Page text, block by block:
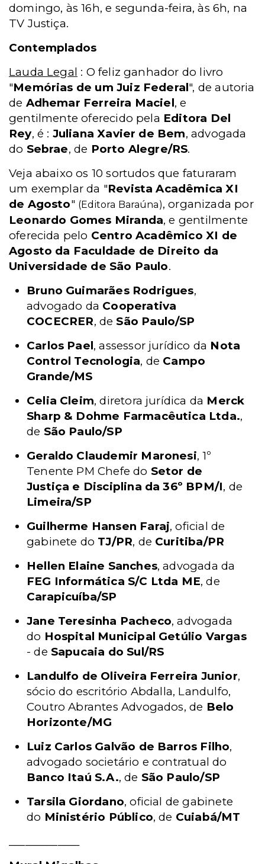
domingo, às 16h, e segunda-feira, às 6h, na
TV Justiça.
Contemplados
Lauda Legal : O feliz ganhador do livro
"Memórias de um Juiz Federal", de autoria
de Adhemar Ferreira Maciel, e
gentilmente oferecido pela Editora Del
Rey, é : Juliana Xavier de Bem, advogada
do Sebrae, de Porto Alegre/RS.
Veja abaixo os 10 sortudos que faturaram
um exemplar da "Revista Acadêmica XI
de Agosto" (Editora Baraúna), organizada por
Leonardo Gomes Miranda, e gentilmente
oferecida pelo Centro Acadêmico XI de
Agosto da Faculdade de Direito da
Universidade de São Paulo.
Bruno Guimarães Rodrigues,
advogado da Cooperativa
COCECRER, deSão Paulo/SP
Carlos Pael, assessor jurídico da Nota
Control Tecnologia, de Campo
Grande/MS
Celia Cleim, diretora jurídica da Merck
Sharp & Dohme Farmacêutica Ltda.,
de São Paulo/SP
Geraldo Claudemir Maronesi, 1º
Tenente PM Chefe do Setor de
Justiça e Disciplina da 36º BPM/I, de
Limeira/SP
Guilherme Hansen Faraj, oficial de
gabinete do TJ/PR, de Curitiba/PR
Hellen Elaine Sanches, advogada da
FEG Informática S/C Ltda ME, de
Carapicuíba/SP
Jane Teresinha Pacheco, advogada
do Hospital Municipal Getúlio Vargas
- de Sapucaia do Sul/RS
Landulfo de Oliveira Ferreira Junior,
sócio do escritório Abdalla, Landulfo,
Coutro Abrantes Advogados, de Belo
Horizonte/MG
Luiz Carlos Galvão de Barros Filho,
advogado societário e contratual do
Banco Itaú S.A., de São Paulo/SP
Tarsila Giordano, oficial de gabinete
do Ministério Público, de Cuiabá/MT